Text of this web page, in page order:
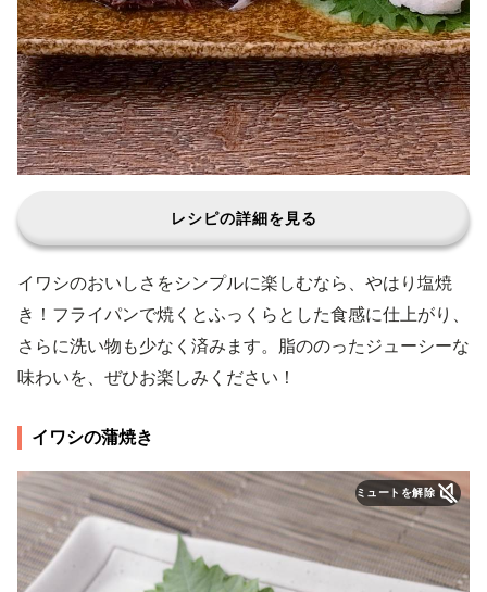
レシピの詳細を見る
イワシのおいしさをシンプルに楽しむなら、やはり塩焼
き！フライパンで焼くとふっくらとした食感に仕上がり、
さらに洗い物も少なく済みます。脂ののったジューシーな
味わいを、ぜひお楽しみください！
イワシの蒲焼き
ミュートを解除